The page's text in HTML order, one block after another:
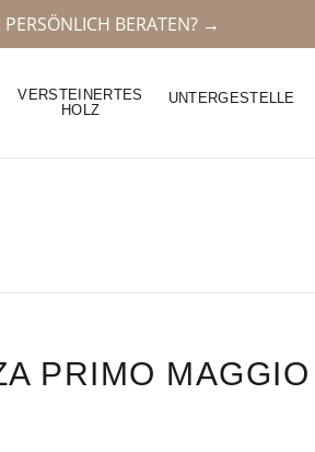
PERSÖNLICH BERATEN? →
VERSTEINERTES
HOLZ
UNTERGESTELLE
PRIMO MAGGIO